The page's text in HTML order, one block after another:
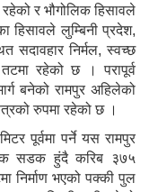
र भौगोलिक हिसावले
हिसावले लुम्बिनी प्रदेश,
सदावहार निर्मल, स्वच्छ
रहेको छ । परापूर्व
बनेको रामपुर अहिलेको
रुपमा रहेको छ ।
पूर्वमा पर्ने यस रामपुर
सडक हुंदै करिब ३७५
निर्माण भएको पक्की पुल